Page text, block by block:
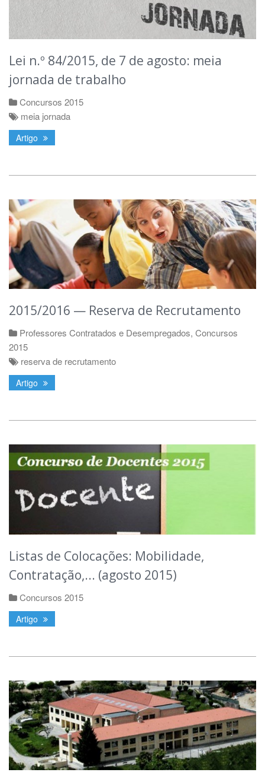
Lei n.º 84/2015, de 7 de agosto: meia
jornada de trabalho
Concursos 2015
meia jornada
Artigo
2015/2016 — Reserva de Recrutamento
Professores Contratados e Desempregados, Concursos
2015
reserva de recrutamento
Artigo
Listas de Colocações: Mobilidade,
Contratação,... (agosto 2015)
Concursos 2015
Artigo